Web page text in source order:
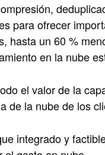
para ofrecer
hasta un 60 %
en la nube
el valor de la
de la nube de los
integrado y